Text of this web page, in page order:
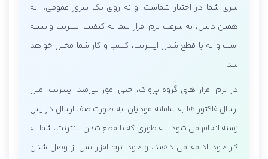
سری شما در اختیار شماست، و نه روی یک سرور عمومی. به
همین دلیل، نه سرعت نرم افزار شما به کیفیت اینترنت وابسته
است و نه با قطع شدن اینترنت، کسب و کار شما مختل خواهد
شد.
در نرم افزار های گروه پژواک، حتی امور نیازمند اینترنت، مثل
ارسال فاکتور ها به سامانه مودیان، به صورت صف ارسال در پس
زمینه انجام می شود، به طوری که با قطع شدن اینترنت، شما به
کار خود ادامه می دهید، و خود نرم افزار پس از وصل شدن